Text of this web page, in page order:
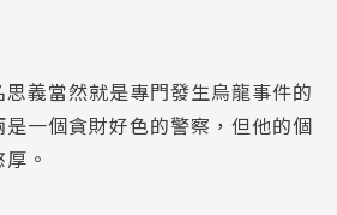
思義當然就是專門發生烏龍事件的
一個貪財好色的警察，但他的個
。